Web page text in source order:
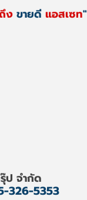
ง ขายดี แอสเซท"
ป จำกัด
326-5353